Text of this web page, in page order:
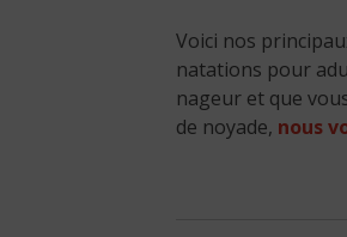
Voici nos
natations pour
nageur et que
de noyade, nous